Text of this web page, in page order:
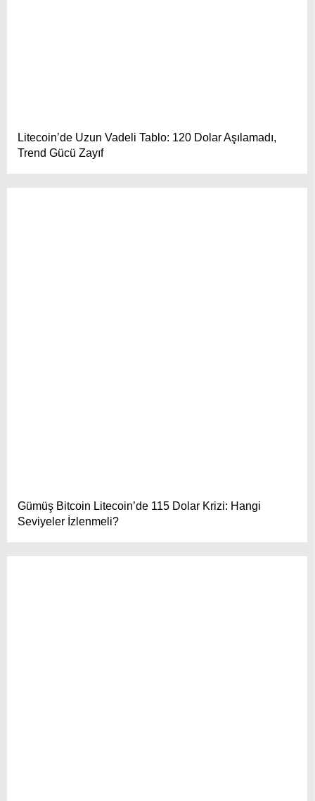
Litecoin’de Uzun Vadeli Tablo: 120 Dolar Aşılamadı,
Trend Gücü Zayıf
Gümüş Bitcoin Litecoin’de 115 Dolar Krizi: Hangi
Seviyeler İzlenmeli?